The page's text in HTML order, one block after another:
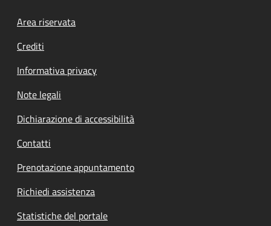
Footer menu
Area riservata
Crediti
Informativa privacy
Note legali
Dichiarazione di accessibilità
Contatti
Prenotazione appuntamento
Richiedi assistenza
Statistiche del portale